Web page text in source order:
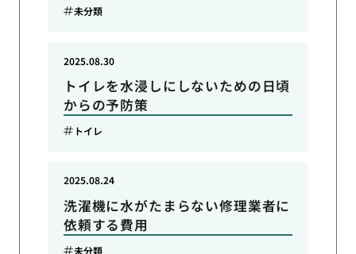
未分類
トイレを水浸しにしないための日頃
からの予防策
2025.08.30
トイレ
洗濯機に水がたまらない修理業者に
依頼する費用
2025.08.24
未分類